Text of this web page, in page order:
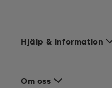
Hjälp & information
Om oss